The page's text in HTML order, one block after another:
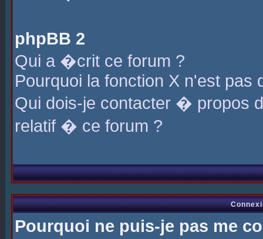
phpBB 2
Qui a �crit ce forum ?
Pourquoi la fonction X n'est pas
Qui dois-je contacter � propos
relatif � ce forum ?
Pourquoi ne puis-je pas me